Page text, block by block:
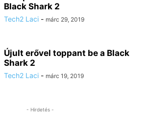
Black Shark 2
Tech2 Laci - márc 29, 2019
Újult erővel toppant be a Black
Shark 2
Tech2 Laci - márc 19, 2019
- Hirdetés -